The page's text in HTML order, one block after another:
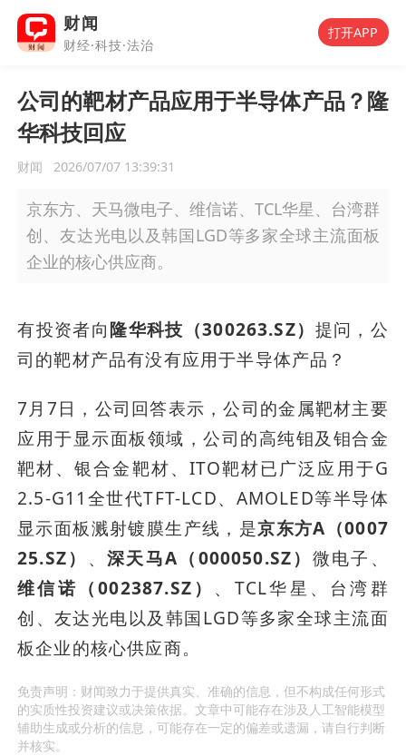
财闻
财经·科技·法治
打开APP
公司的靶材产品应用于半导体产品？隆
华科技回应
财闻 2026/07/07 13:39:31
京东方、天马微电子、维信诺、TCL华星、台湾群
创、友达光电以及韩国LGD等多家全球主流面板
企业的核心供应商。
有投资者向隆华科技（300263.SZ） 提问，公
司的靶材产品有没有应用于半导体产品？
7月7日，公司回答表示，公司的金属靶材主要
应用于显示面板领域，公司的高纯钼及钼合金
靶材、银合金靶材、ITO靶材已广泛应用于G
2.5-G11全世代TFT-LCD、AMOLED等半导体
显示面板溅射镀膜生产线，是京东方A（0007
25.SZ） 、 深天马A（000050.SZ） 微电子、
维信诺（002387.SZ） 、TCL华星、台湾群
创、友达光电以及韩国LGD等多家全球主流面
板企业的核心供应商。
免责声明：财闻致力于提供真实、准确的信息，但不构成任何形式
的实质性投资建议或决策依据。文章中可能存在涉及人工智能模型
辅助生成或分析的信息，可能存在一定的偏差或遗漏，请自行判断
并核实。